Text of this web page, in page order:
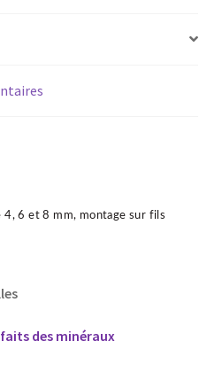
4, 6 et 8 mm, montage sur fils
des minéraux